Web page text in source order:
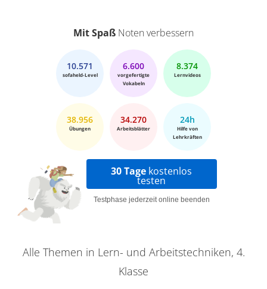
Mit Spaß Noten verbessern
10.571
sofaheld-Level
6.600
vorgefertigte
Vokabeln
8.374
Lernvideos
38.956
Übungen
34.270
Arbeitsblätter
24h
Hilfe von
Lehrkräften
30 Tage kostenlos
testen
Testphase jederzeit online beenden
Alle Themen in Lern- und Arbeitstechniken, 4.
Klasse